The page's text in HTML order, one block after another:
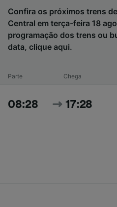
Confira os próximos trens
Central em terça-feira 18
programação dos trens ou
data, clique aqui.
Parte Chega
08:28 17:28